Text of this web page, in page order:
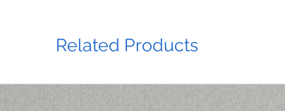
Related Products